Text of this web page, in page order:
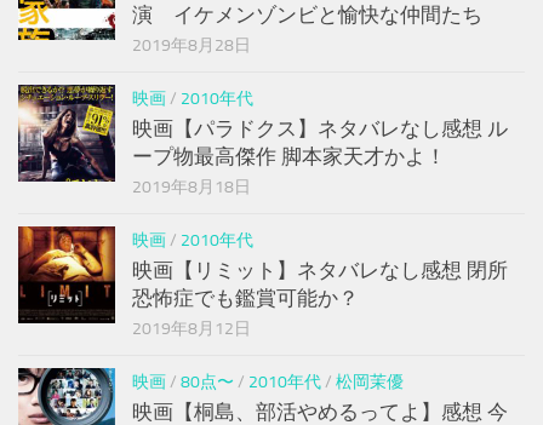
演 イケメンゾンビと愉快な仲間たち
2019年8月28日
映画/ 2010年代
映画【パラドクス】ネタバレなし感想 ル
ープ物最高傑作 脚本家天才かよ！
2019年8月18日
映画/ 2010年代
映画【リミット】ネタバレなし感想 閉所
恐怖症でも鑑賞可能か？
2019年8月12日
映画/ 80点〜 / 2010年代/ 松岡茉優
映画【桐島、部活やめるってよ】感想 今